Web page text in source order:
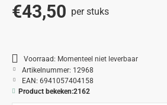
€43,50 per stuks
Voorraad: Momenteel niet leverbaar
Artikelnummer: 12968
EAN: 6941057404158
Product bekeken:2162